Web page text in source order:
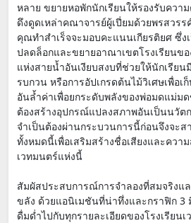
หลาย ขยายหอพักนักเรียนให้รองรับควา
ดึงดูดเหล่าคณาจารย์ผู้เปี่ยมด้วยพรสวร
คุณทำสำเร็จจะมอบคะแนนเกียรติยศ ซึ่
ปลดล็อกและขยายอาณาเขตโรงเรียนข
แห่งสายน้ำอันเงียบสงบที่ช่วยให้นักเรียน
รบกวน หรือการอัปเกรดต้นไม้วิเศษเพื่อเ
อันล้ำค่าเพื่อยกระดับพลังของพ่อมดแม่
ต้องสร้างอุปกรณ์แปลงสภาพอันเป็นนวัต
จำเป็นต้องผ่านกระบวนการนี้ก่อนจึงจะส
ทั้งหมดนี้เพื่อเสริมสร้างชื่อเสียงและควา
เวทมนตร์แห่งนี้
สัมผัสประสบการณ์การจำลองที่สมจริงแ
ขลัง ด้วยแอนิเมชันที่น่าทึ่งและกราฟิก
ดื่มด่ำไปกับทุกรายละเอียดของโรงเรียน